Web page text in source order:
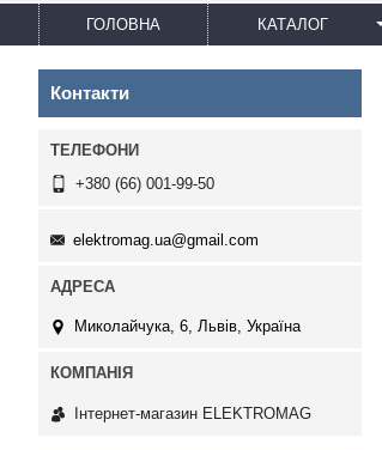
ГОЛОВНА КАТАЛОГ
Контакти
+380 (66) 001-99-50
elektromag.ua@gmail.com
Миколайчука, 6, Львів, Україна
Інтернет-магазин ELEKTROMAG